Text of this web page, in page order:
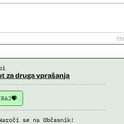
za druga vprašanja
se na Občasnik!